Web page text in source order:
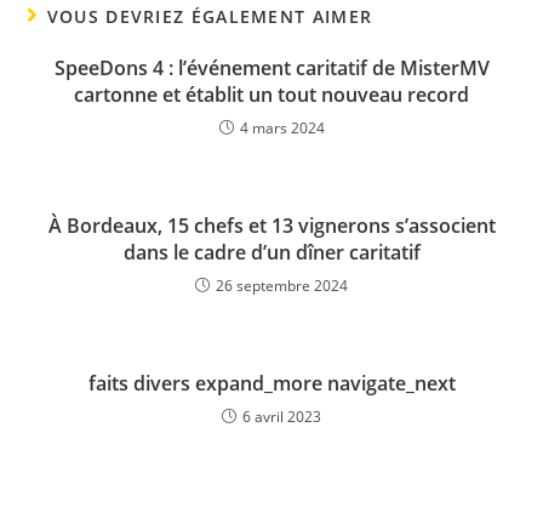
VOUS DEVRIEZ ÉGALEMENT AIMER
SpeeDons 4 : l’événement caritatif de MisterMV
cartonne et établit un tout nouveau record
4 mars 2024
À Bordeaux, 15 chefs et 13 vignerons s’associent
dans le cadre d’un dîner caritatif
26 septembre 2024
faits divers expand_more navigate_next
6 avril 2023